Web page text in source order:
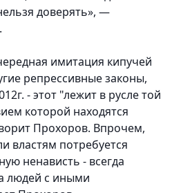
доверять», —
имитация кипучей
репрессивные законы,
- этот "лежит в русле той
которой находятся
Прохоров. Впрочем,
властям потребуется
ненависть - всегда
людей с иными